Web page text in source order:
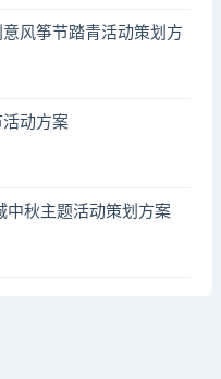
风筝节踏青活动策划方
动方案
中秋主题活动策划方案